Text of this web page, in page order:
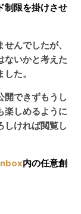
制限を掛けさせ
んでしたが、
ないかと考えた
た。
開できずもうし
楽しめるように
しければ閲覧し
内の任意創